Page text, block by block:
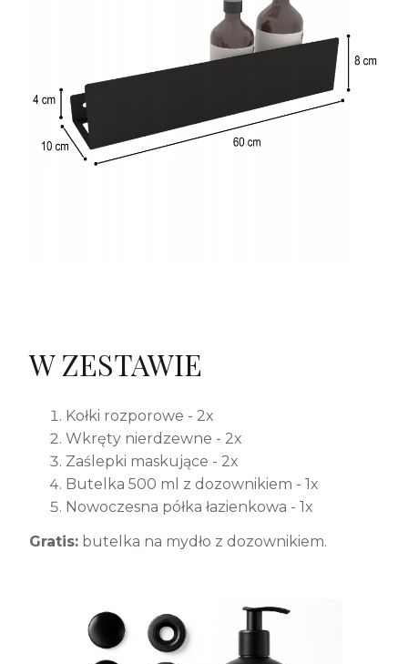
W ZESTAWIE
Kołki rozporowe - 2x
Wkręty nierdzewne - 2x
Zaślepki maskujące - 2x
Butelka 500 ml z dozownikiem - 1x
Nowoczesna półka łazienkowa - 1x
Gratis: butelka na mydło z dozownikiem.